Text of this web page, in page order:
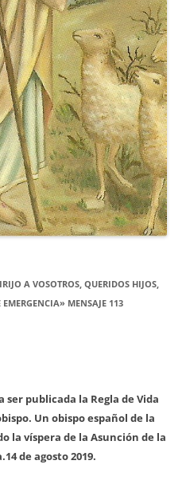
A VOSOTROS, QUERIDOS HIJOS,
MENSAJE 113
ser publicada la Regla de Vida
Un obispo español de la
la víspera de la Asunción de la
14 de agosto 2019.